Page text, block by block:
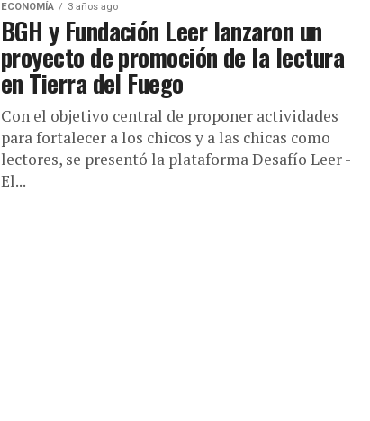
ECONOMÍA 3 años ago
BGH y Fundación Leer lanzaron un
proyecto de promoción de la lectura
en Tierra del Fuego
Con el objetivo central de proponer actividades
para fortalecer a los chicos y a las chicas como
lectores, se presentó la plataforma Desafío Leer -
El...